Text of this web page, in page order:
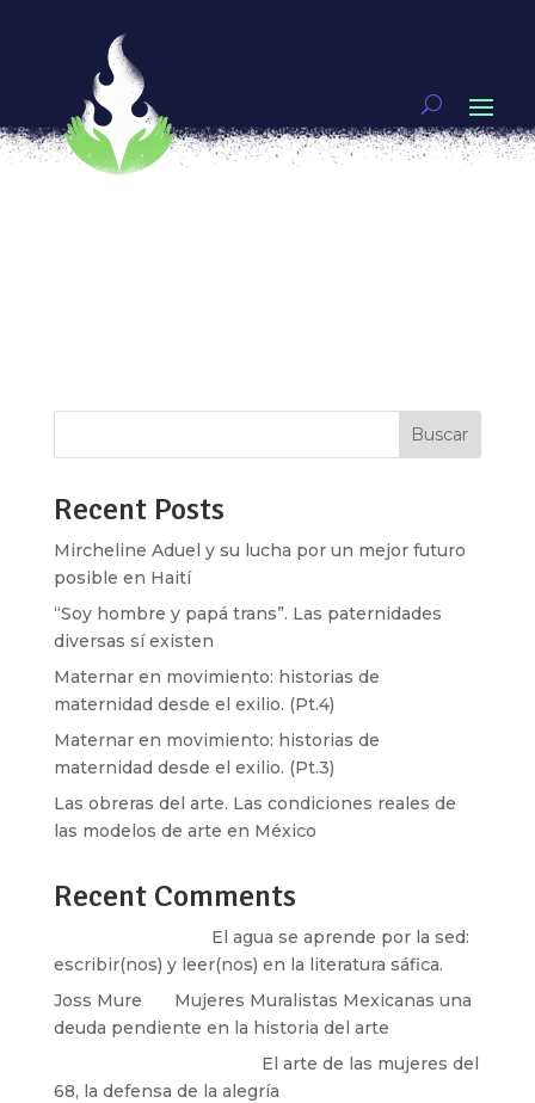
Cinco ecofeministas del Sur Global
porLulú V. Barrera y Raquel Hernández
Jun 4,
2021|FEMINISMOS,Mujeres guerreras
[vc_row type=»in_container»
Buscar
Recent Posts
Mircheline Aduel y su lucha por un mejor futuro
posible en Haití
“Soy hombre y papá trans”. Las paternidades
diversas sí existen
Maternar en movimiento: historias de
maternidad desde el exilio. (Pt.4)
Maternar en movimiento: historias de
maternidad desde el exilio. (Pt.3)
Las obreras del arte. Las condiciones reales de
las modelos de arte en México
Recent Comments
El agua se aprende por la sed:
escribir(nos) y leer(nos) en la literatura sáfica.
Joss Mure
Mujeres Muralistas Mexicanas una
deuda pendiente en la historia del arte
El arte de las mujeres del
68, la defensa de la alegría